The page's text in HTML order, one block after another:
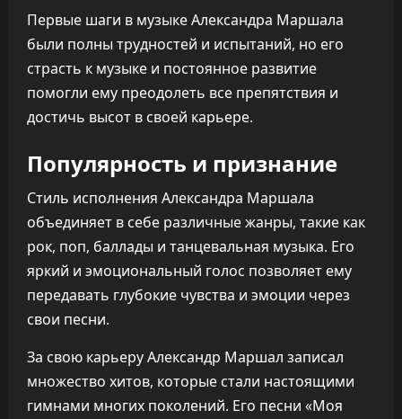
Первые шаги в музыке Александра Маршала
были полны трудностей и испытаний, но его
страсть к музыке и постоянное развитие
помогли ему преодолеть все препятствия и
достичь высот в своей карьере.
Популярность и признание
Стиль исполнения Александра Маршала
объединяет в себе различные жанры, такие как
рок, поп, баллады и танцевальная музыка. Его
яркий и эмоциональный голос позволяет ему
передавать глубокие чувства и эмоции через
свои песни.
За свою карьеру Александр Маршал записал
множество хитов, которые стали настоящими
гимнами многих поколений. Его песни «Моя